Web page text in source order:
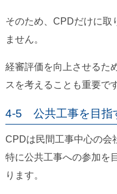
そのため、CPDだけに取
ません。
経審評価を向上させるた
スを考えることも重要で
4-5 公共工事を目指
CPDは民間工事中心の会
特に公共工事への参加を
ります。